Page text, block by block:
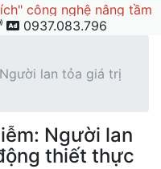
công nghệ nâng tầm
nông sản và yến sào
0937.083.796
lan tỏa giá trị
Người lan
thiết thực